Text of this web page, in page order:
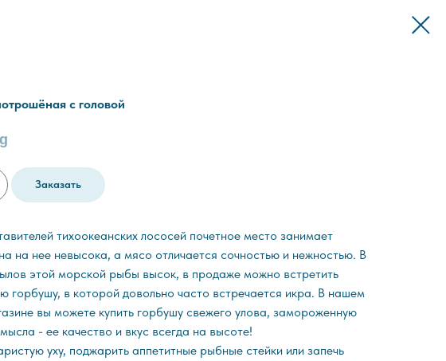
с головой
Заказать
тихоокеанских лососей почетное место занимает
на нее невысока, а мясо отличается сочностью и нежностью. В
этой морской рыбы высок, в продаже можно встретить
горбушу, в которой довольно часто встречается икра. В нашем
вы можете купить горбушу свежего улова, замороженную
- ее качество и вкус всегда на высоте!
уху, поджарить аппетитные рыбные стейки или запечь